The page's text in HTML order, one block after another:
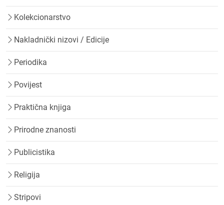
Kolekcionarstvo
Nakladnički nizovi / Edicije
Periodika
Povijest
Praktična knjiga
Prirodne znanosti
Publicistika
Religija
Stripovi